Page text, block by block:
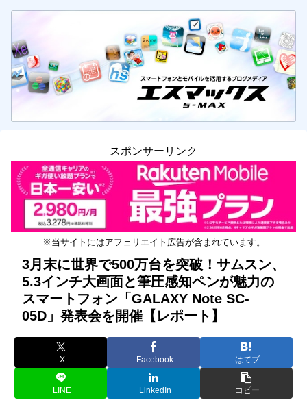
スポンサーリンク
※当サイトにはアフェリエイト広告が含まれています。
3月末に世界で500万台を突破！サムスン、
5.3インチ大画面と筆圧感知ペンが魅力の
スマートフォン「GALAXY Note SC-
05D」発表会を開催【レポート】
X Facebook はてブ
LINE LinkedIn コピー